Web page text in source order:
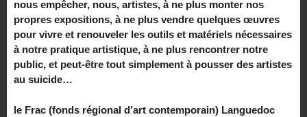
nous empêcher, nous, artistes, à ne plus monter nos
propres expositions, à ne plus vendre quelques œuvres
pour vivre et renouveler les outils et matériels nécessaires
à notre pratique artistique, à ne plus rencontrer notre
public, et peut-être tout simplement à pousser des artistes
au suicide…
le Frac (fonds régional d’art contemporain) Languedoc